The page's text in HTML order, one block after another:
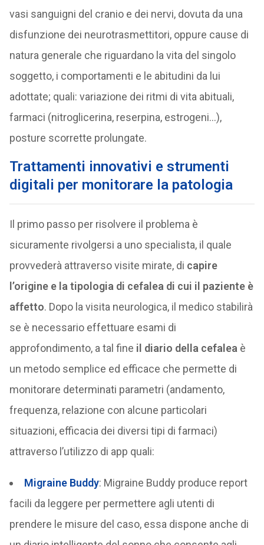
vasi sanguigni del cranio e dei nervi, dovuta da una
disfunzione dei neurotrasmettitori, oppure cause di
natura generale che riguardano la vita del singolo
soggetto, i comportamenti e le abitudini da lui
adottate; quali: variazione dei ritmi di vita abituali,
farmaci (nitroglicerina, reserpina, estrogeni…),
posture scorrette prolungate.
Trattamenti innovativi e strumenti
digitali per monitorare la patologia
Il primo passo per risolvere il problema è
sicuramente rivolgersi a uno specialista, il quale
provvederà attraverso visite mirate, di capire
l’origine e la tipologia di cefalea di cui il paziente è
affetto. Dopo la visita neurologica, il medico stabilirà
se è necessario effettuare esami di
approfondimento, a tal fine il diario della cefalea è
un metodo semplice ed efficace che permette di
monitorare determinati parametri (andamento,
frequenza, relazione con alcune particolari
situazioni, efficacia dei diversi tipi di farmaci)
attraverso l’utilizzo di app quali:
Migraine Buddy: Migraine Buddy produce report
facili da leggere per permettere agli utenti di
prendere le misure del caso, essa dispone anche di